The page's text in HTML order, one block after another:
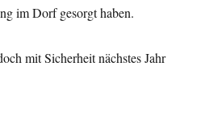
im Dorf gesorgt haben.
mit Sicherheit nächstes Jahr